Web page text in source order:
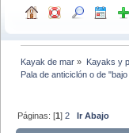
Kayak de mar » Kayaks y
Pala de anticiclón o de
Páginas: [1]2 Ir Abajo